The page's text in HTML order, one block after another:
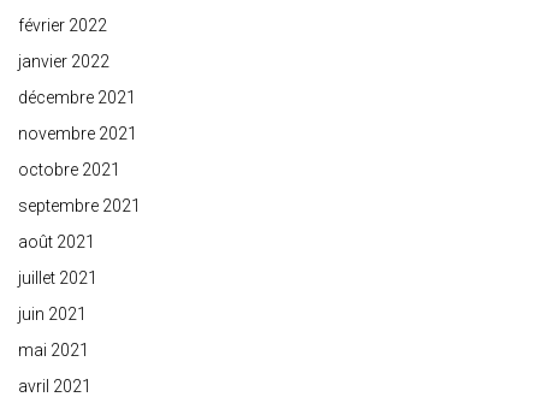
février 2022
janvier 2022
décembre 2021
novembre 2021
octobre 2021
septembre 2021
août 2021
juillet 2021
juin 2021
mai 2021
avril 2021